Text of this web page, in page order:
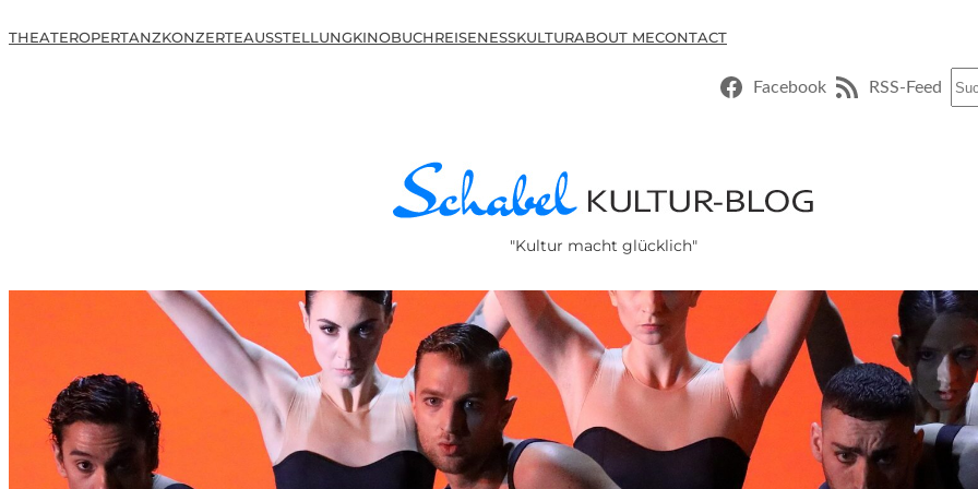
THEATEROPERTANZKONZERTEAUSSTELLUNGKINOBUCHREISENESSKULTURABOUT MECONTACT
Facebook RSS-Feed
"Kultur macht glücklich"